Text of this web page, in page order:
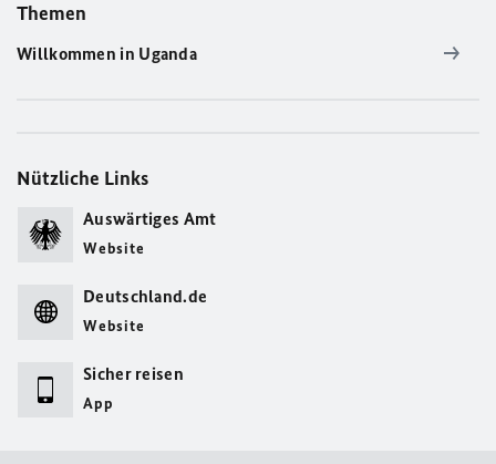
Themen
Willkommen in Uganda
Nützliche Links
Auswärtiges Amt
Website
Deutschland.de
Website
Sicher reisen
App